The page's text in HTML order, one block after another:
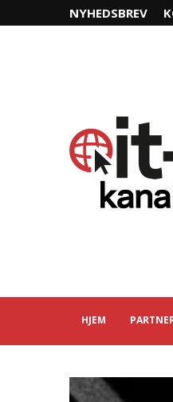
NYHEDSBREV
HJEM